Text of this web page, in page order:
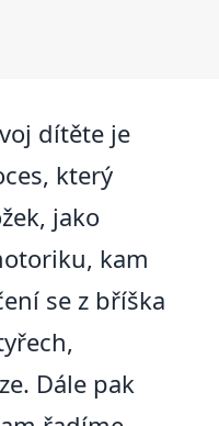
dítěte je
který
jako
kam
se z bříška
Dále pak